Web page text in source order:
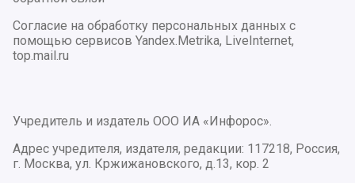
Согласие на обработку персональных данных с
помощью сервисов Yandex.Metrika, LiveInternet,
top.mail.ru
Учредитель и издатель ООО ИА «Инфорос».
Адрес учредителя, издателя, редакции: 117218, Россия,
г. Москва, ул. Кржижановского, д.13, кор. 2